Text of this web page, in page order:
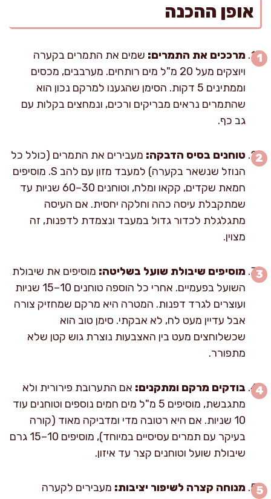
אופן ההכנה
מרככים את התמרים: שמים את התמרים בקערה
ויוצקים מעל 20 מ"ל מים רותחים. מערבבים, מכסים
וממתינים 5 דקות. הסימן שהגענו למרקם נכון הוא
שהתמרים נראים מבריקים ורכים, ונמחצים בקלות עם
גב כף.
טוחנים בסיס הדבקה: מעבירים את התמרים (כולל כל
הנוזל שנשאר בקערה) למעבד מזון עם להב S. מוסיפים
חמאת שקדים, קקאו ומלח, וטוחנים 30–60 שניות עד
שמתקבלת עיסה כהה וחלקה יחסית. אם העיסה
מתגלגלת לכדור גדול במעבד ונצמדת לדפנות, זה
מצוין.
מוסיפים שיבולת שועל בשליטה: מוסיפים את שיבולת
השועל בפעמיים. אחרי כל הוספה טוחנים 10–15 שניות
ועוצרים לגרד דפנות. המטרה היא מרקם שמחזיק צורה
אבל עדיין מעט לח, לא אבקתי. סימן טוב הוא
שכשלוחצים מעט בין האצבעות נוצרת גוש קטן שלא
מתפורר.
בודקים מרקם ומתקנים: אם התערובת פירורית ולא
מתגבשת, מוסיפים 5 מ"ל מים חמים נוספים וטוחנים עוד
10 שניות. אם היא רטובה מדי ומדביקה מאוד (קורה
בעיקר עם תמרים עסיסיים במיוחד), מוסיפים 10–15 גרם
שיבולת שועל וטוחנים קצר עד איזון.
מנוחה קצרה לשיפור יציבות: מעבירים לקערה